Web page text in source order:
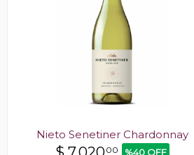
Nieto Senetiner Chardonnay
00 %40 OFF